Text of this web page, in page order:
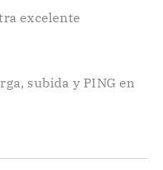
excelente
subida y PING en